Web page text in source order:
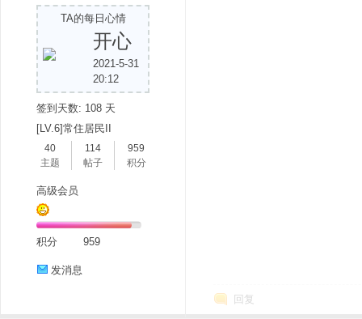
TA的每日心情
开心
2021-5-31
20:12
签到天数: 108 天
[LV.6]常住居民II
40
主题
114
帖子
959
积分
高级会员
积分 959
发消息
回复